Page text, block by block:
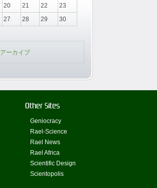
20 21 22
23
27 28 29
30
アーカイブ
Other Sites
Geniocracy
Rael-Science
Rael News
Rael Africa
Scientific Design
Scientopolis